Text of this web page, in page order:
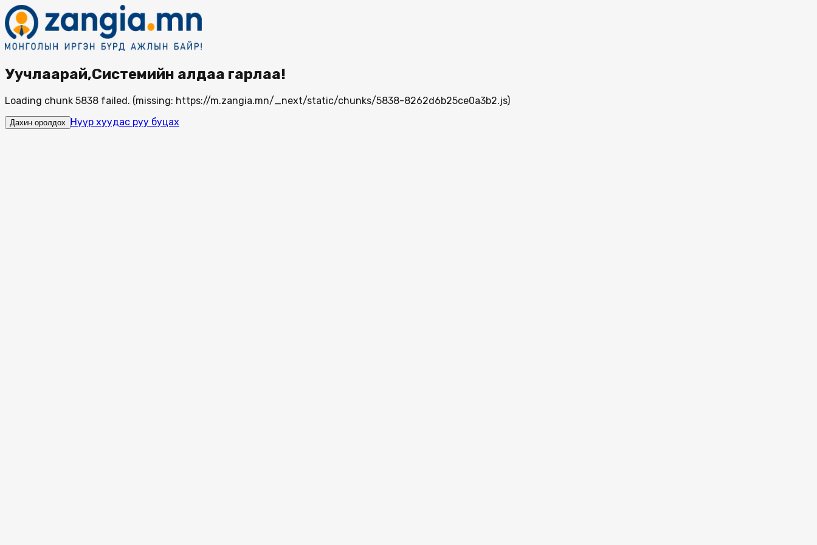
Уучлаарай,Системийн алдаа гарлаа!
Loading chunk 5838 failed. (missing: https://m.zangia.mn/_next/static/chunks/5838-8262d6b25ce0a3b2.js)
Дахин оролдох Нүүр хуудас руу буцах